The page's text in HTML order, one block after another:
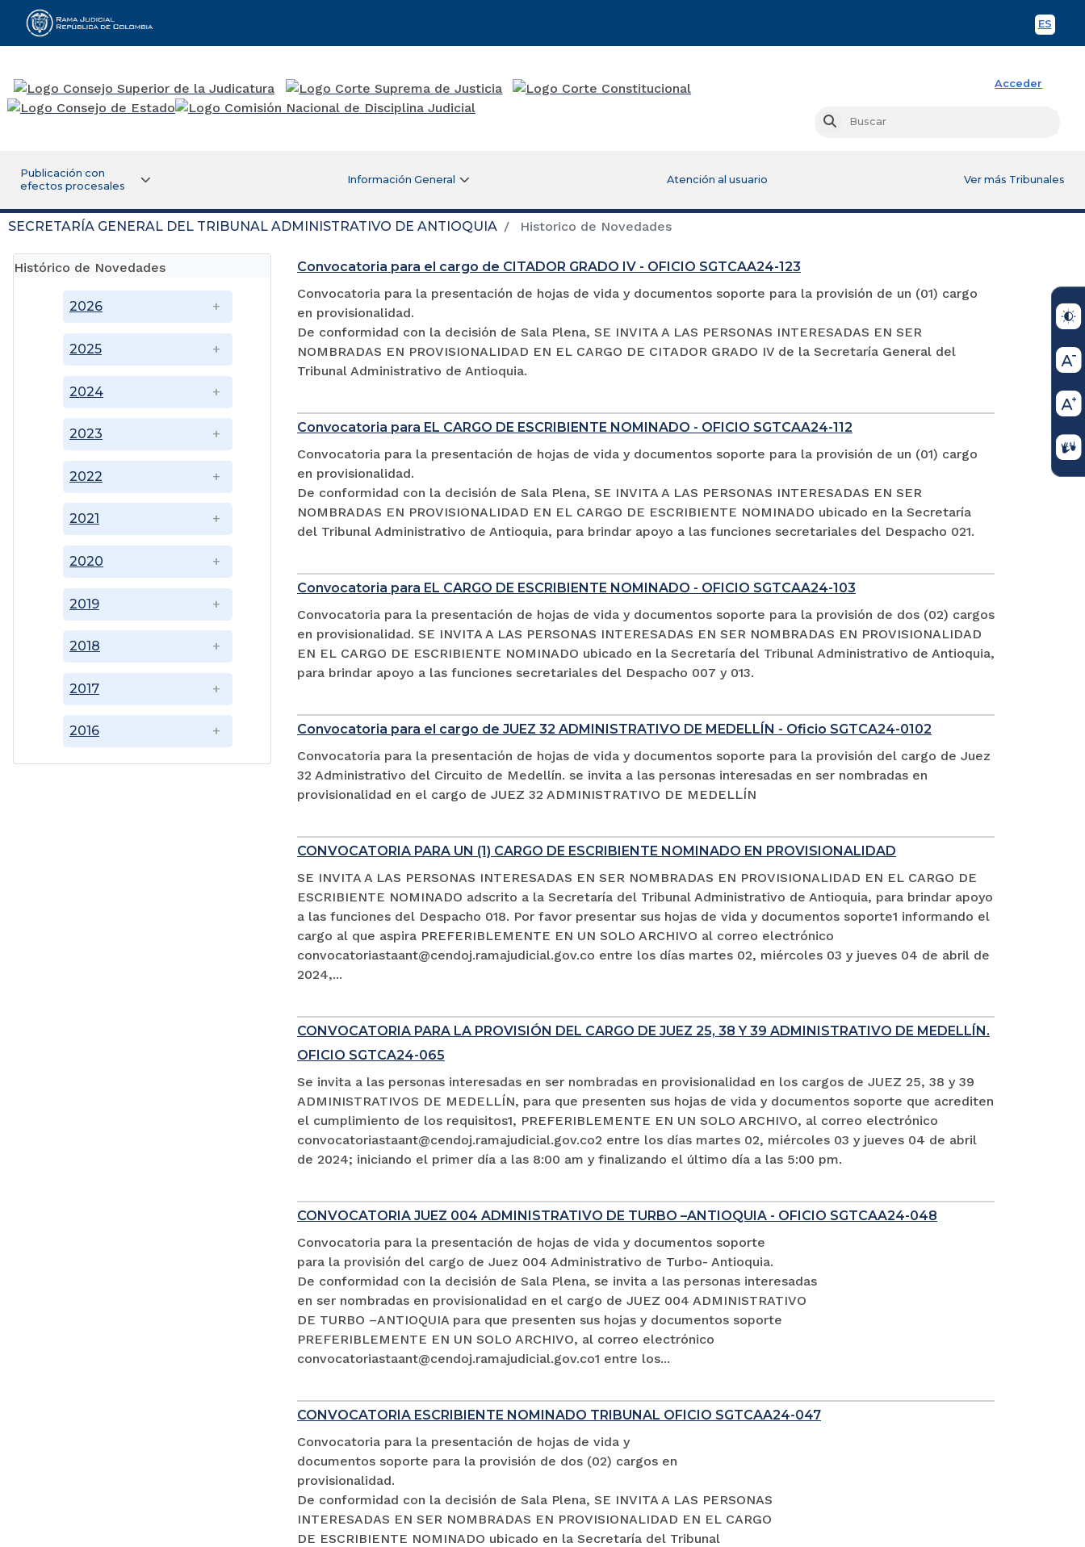
ES
Rama Judicial
Acceder
Buscar
Publicación con
efectos procesales
Información General Atención al usuario Ver más Tribunales
SECRETARÍA GENERAL DEL TRIBUNAL ADMINISTRATIVO DE ANTIOQUIA Historico de Novedades
Histórico de Novedades
2016
2017
2018
2019
2020
2021
2022
2023
2024
2025
2026
Convocatoria para el cargo de CITADOR GRADO IV - OFICIO SGTCAA24-123
Convocatoria para la presentación de hojas de vida y documentos soporte para la provisión de un (01) cargo
en provisionalidad.
De conformidad con la decisión de Sala Plena, SE INVITA A LAS PERSONAS INTERESADAS EN SER
NOMBRADAS EN PROVISIONALIDAD EN EL CARGO DE CITADOR GRADO IV de la Secretaría General del
Tribunal Administrativo de Antioquia.
Convocatoria para EL CARGO DE ESCRIBIENTE NOMINADO - OFICIO SGTCAA24-112
Convocatoria para la presentación de hojas de vida y documentos soporte para la provisión de un (01) cargo
en provisionalidad.
De conformidad con la decisión de Sala Plena, SE INVITA A LAS PERSONAS INTERESADAS EN SER
NOMBRADAS EN PROVISIONALIDAD EN EL CARGO DE ESCRIBIENTE NOMINADO ubicado en la Secretaría
del Tribunal Administrativo de Antioquia, para brindar apoyo a las funciones secretariales del Despacho 021.
Convocatoria para EL CARGO DE ESCRIBIENTE NOMINADO - OFICIO SGTCAA24-103
Convocatoria para la presentación de hojas de vida y documentos soporte para la provisión de dos (02) cargos
en provisionalidad. SE INVITA A LAS PERSONAS INTERESADAS EN SER NOMBRADAS EN PROVISIONALIDAD
EN EL CARGO DE ESCRIBIENTE NOMINADO ubicado en la Secretaría del Tribunal Administrativo de Antioquia,
para brindar apoyo a las funciones secretariales del Despacho 007 y 013.
Convocatoria para el cargo de JUEZ 32 ADMINISTRATIVO DE MEDELLÍN - Oficio SGTCA24-0102
Convocatoria para la presentación de hojas de vida y documentos soporte para la provisión del cargo de Juez
32 Administrativo del Circuito de Medellín. se invita a las personas interesadas en ser nombradas en
provisionalidad en el cargo de JUEZ 32 ADMINISTRATIVO DE MEDELLÍN
CONVOCATORIA PARA UN (1) CARGO DE ESCRIBIENTE NOMINADO EN PROVISIONALIDAD
SE INVITA A LAS PERSONAS INTERESADAS EN SER NOMBRADAS EN PROVISIONALIDAD EN EL CARGO DE
ESCRIBIENTE NOMINADO adscrito a la Secretaría del Tribunal Administrativo de Antioquia, para brindar apoyo
a las funciones del Despacho 018. Por favor presentar sus hojas de vida y documentos soporte1 informando el
cargo al que aspira PREFERIBLEMENTE EN UN SOLO ARCHIVO al correo electrónico
convocatoriastaant@cendoj.ramajudicial.gov.co entre los días martes 02, miércoles 03 y jueves 04 de abril de
2024,...
CONVOCATORIA PARA LA PROVISIÓN DEL CARGO DE JUEZ 25, 38 Y 39 ADMINISTRATIVO DE MEDELLÍN.
OFICIO SGTCA24-065
Se invita a las personas interesadas en ser nombradas en provisionalidad en los cargos de JUEZ 25, 38 y 39
ADMINISTRATIVOS DE MEDELLÍN, para que presenten sus hojas de vida y documentos soporte que acrediten
el cumplimiento de los requisitos1, PREFERIBLEMENTE EN UN SOLO ARCHIVO, al correo electrónico
convocatoriastaant@cendoj.ramajudicial.gov.co2 entre los días martes 02, miércoles 03 y jueves 04 de abril
de 2024; iniciando el primer día a las 8:00 am y finalizando el último día a las 5:00 pm.
CONVOCATORIA JUEZ 004 ADMINISTRATIVO DE TURBO –ANTIOQUIA - OFICIO SGTCAA24-048
Convocatoria para la presentación de hojas de vida y documentos soporte
para la provisión del cargo de Juez 004 Administrativo de Turbo- Antioquia.
De conformidad con la decisión de Sala Plena, se invita a las personas interesadas
en ser nombradas en provisionalidad en el cargo de JUEZ 004 ADMINISTRATIVO
DE TURBO –ANTIOQUIA para que presenten sus hojas y documentos soporte
PREFERIBLEMENTE EN UN SOLO ARCHIVO, al correo electrónico
convocatoriastaant@cendoj.ramajudicial.gov.co1 entre los...
CONVOCATORIA ESCRIBIENTE NOMINADO TRIBUNAL OFICIO SGTCAA24-047
Convocatoria para la presentación de hojas de vida y
documentos soporte para la provisión de dos (02) cargos en
provisionalidad.
De conformidad con la decisión de Sala Plena, SE INVITA A LAS PERSONAS
INTERESADAS EN SER NOMBRADAS EN PROVISIONALIDAD EN EL CARGO
DE ESCRIBIENTE NOMINADO ubicado en la Secretaría del Tribunal